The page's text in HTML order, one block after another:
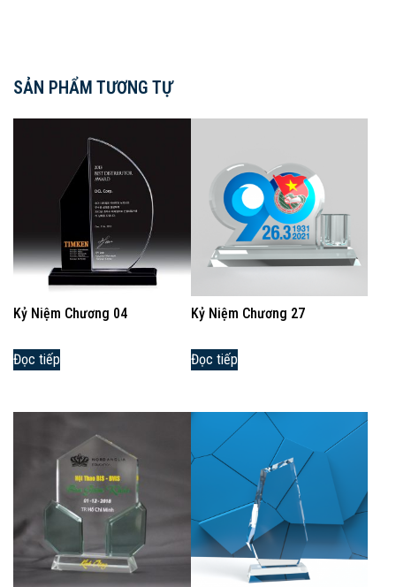
SẢN PHẨM TƯƠNG TỰ
Kỷ Niệm Chương 04
Đọc tiếp
Kỷ Niệm Chương 27
Đọc tiếp